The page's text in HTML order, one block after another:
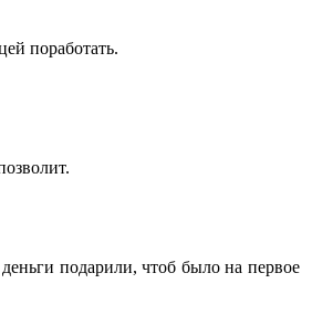
поработать.
подарили, чтоб было на первое